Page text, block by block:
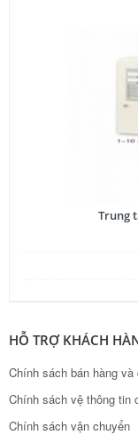
Trung
HỖ TRỢ KHÁCH
Chính sách bán hàng và
Chính sách vệ thông tin
Chính sách vận chuyển